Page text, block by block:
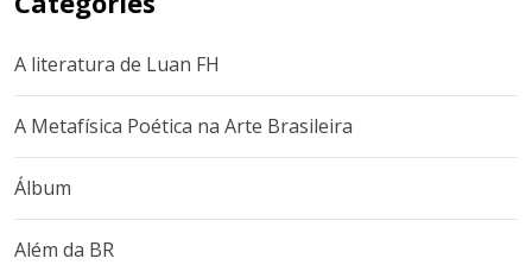
A literatura de Luan FH
A Metafísica Poética na Arte Brasileira
Álbum
Além da BR